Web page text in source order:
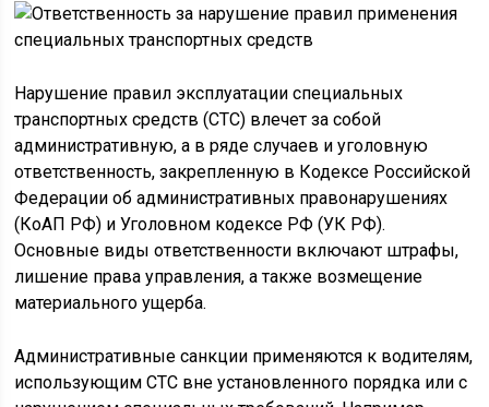
Нарушение правил эксплуатации специальных
транспортных средств (СТС) влечет за собой
административную, а в ряде случаев и уголовную
ответственность, закрепленную в Кодексе Российской
Федерации об административных правонарушениях
(КоАП РФ) и Уголовном кодексе РФ (УК РФ).
Основные виды ответственности включают штрафы,
лишение права управления, а также возмещение
материального ущерба.
Административные санкции применяются к водителям,
использующим СТС вне установленного порядка или с